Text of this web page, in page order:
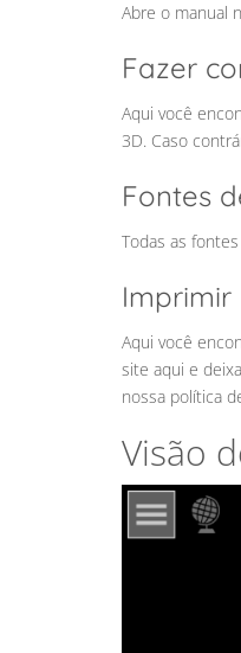
Abre o manual
Fazer
Aqui você
3D. Caso
Fontes
Todas as
Imprimir
Aqui você
site aqui e
nossa política
Visão